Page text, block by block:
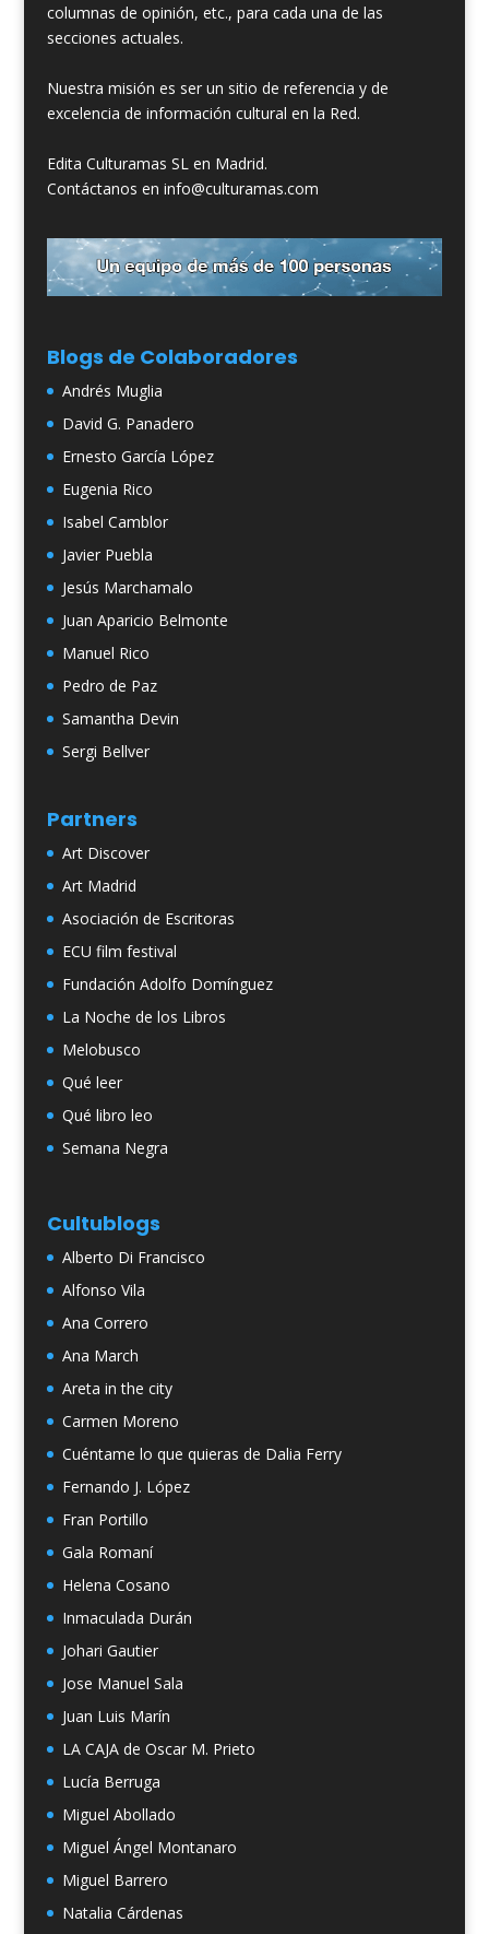
columnas de opinión, etc., para cada una de las
secciones actuales.
Nuestra misión es ser un sitio de referencia y de
excelencia de información cultural en la Red.
Edita Culturamas SL en Madrid.
Contáctanos en info@culturamas.com
Blogs de Colaboradores
Andrés Muglia
David G. Panadero
Ernesto García López
Eugenia Rico
Isabel Camblor
Javier Puebla
Jesús Marchamalo
Juan Aparicio Belmonte
Manuel Rico
Pedro de Paz
Samantha Devin
Sergi Bellver
Partners
Art Discover
Art Madrid
Asociación de Escritoras
ECU film festival
Fundación Adolfo Domínguez
La Noche de los Libros
Melobusco
Qué leer
Qué libro leo
Semana Negra
Cultublogs
Alberto Di Francisco
Alfonso Vila
Ana Correro
Ana March
Areta in the city
Carmen Moreno
Cuéntame lo que quieras de Dalia Ferry
Fernando J. López
Fran Portillo
Gala Romaní
Helena Cosano
Inmaculada Durán
Johari Gautier
Jose Manuel Sala
Juan Luis Marín
LA CAJA de Oscar M. Prieto
Lucía Berruga
Miguel Abollado
Miguel Ángel Montanaro
Miguel Barrero
Natalia Cárdenas